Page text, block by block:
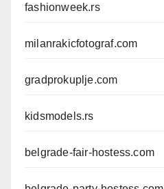
fashionweek.rs
milanrakicfotograf.com
gradprokuplje.com
kidsmodels.rs
belgrade-fair-hostess.com